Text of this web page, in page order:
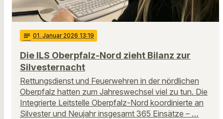
notes 01. Januar 2026 13:19
Die ILS Oberpfalz-Nord zieht Bilanz zur
Silvesternacht
Rettungsdienst und Feuerwehren in der nördlichen
Oberpfalz hatten zum Jahreswechsel viel zu tun. Die
Integrierte Leitstelle Oberpfalz-Nord koordinierte an
Silvester und Neujahr insgesamt 365 Einsätze – …